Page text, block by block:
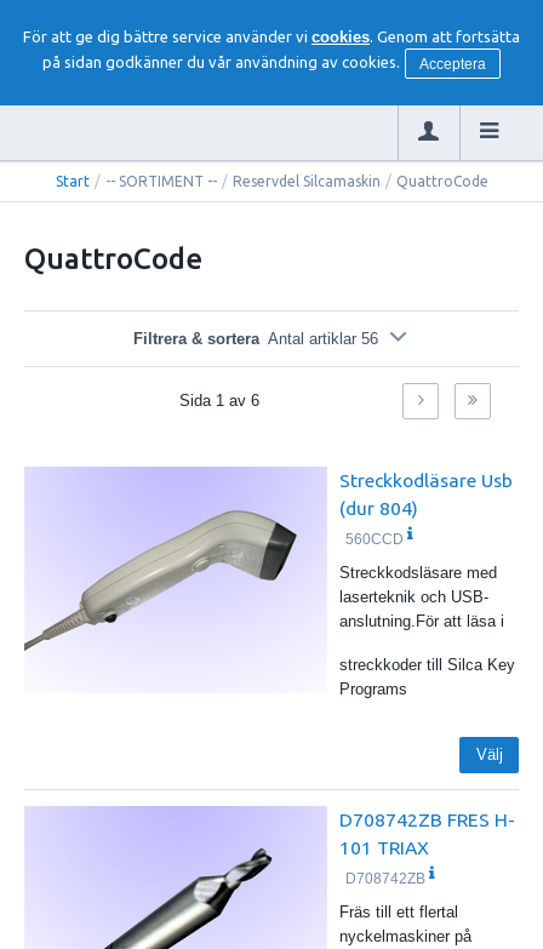
För att ge dig bättre service använder vi cookies. Genom att fortsätta
på sidan godkänner du vår användning av cookies.
Acceptera
Start / -- SORTIMENT -- / Reservdel Silcamaskin / QuattroCode
QuattroCode
Filtrera & sortera Antal artiklar 56
Sida 1 av 6
Streckkodläsare Usb
(dur 804)
560CCD
Streckkodsläsare med
laserteknik och USB-
anslutning.För att läsa i
streckkoder till Silca Key
Programs
Välj
D708742ZB FRES H-
101 TRIAX
D708742ZB
Fräs till ett flertal
nyckelmaskiner på